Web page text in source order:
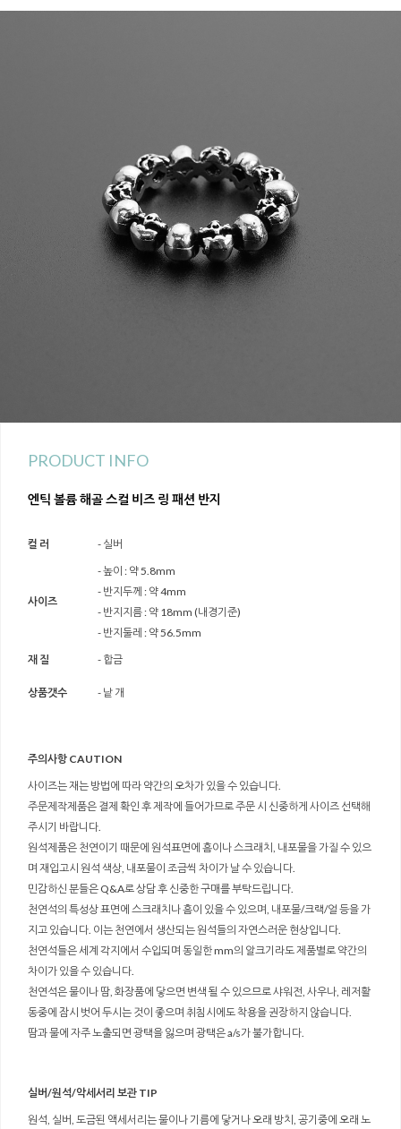
PRODUCT INFO
엔틱 볼륨 해골 스컬 비즈 링 패션 반지
컬 러 - 실버
사이즈
- 높이 : 약 5.8mm
- 반지두께 : 약 4mm
- 반지지름 : 약 18mm (내경기준)
- 반지둘레 : 약 56.5mm
재 질
- 합금
상품갯수 - 낱 개
주의사항 CAUTION
사이즈는 재는 방법에 따라 약간의 오차가 있을 수 있습니다.
주문제작제품은 결제 확인 후 제작에 들어가므로 주문 시 신중하게 사이즈 선택해
주시기 바랍니다.
원석제품은 천연이기 때문에 원석표면에 흠이나 스크래치, 내포물을 가질 수 있으
며 재입고시 원석 색상, 내포물이 조금씩 차이가 날 수 있습니다.
민감하신 분들은 Q&A로 상담 후 신중한 구매를 부탁드립니다.
천연석의 특성상 표면에 스크래치나 흠이 있을 수 있으며, 내포물/크랙/얼 등을 가
지고 있습니다. 이는 천연에서 생산되는 원석들의 자연스러운 현상입니다.
천연석들은 세계 각지에서 수입되며 동일한 mm의 알크기라도 제품별로 약간의
차이가 있을 수 있습니다.
천연석은 물이나 땀, 화장품에 닿으면 변색 될 수 있으므로 샤워전, 사우나, 레저활
동중에 잠시 벗어 두시는 것이 좋으며 취침시에도 착용을 권장하지 않습니다.
땀과 물에 자주 노출되면 광택을 잃으며 광택은 a/s가 불가합니다.
실버/원석/악세서리 보관 TIP
원석, 실버, 도금된 액세서리는 물이나 기름에 닿거나 오래 방치, 공기중에 오래 노